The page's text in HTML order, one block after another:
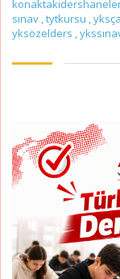
sınav ,tytkursu ,
yksözelders ,